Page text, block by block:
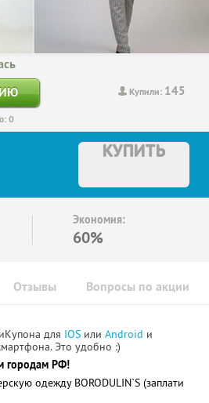
Купили: 145
0
КУПИТЬ
Экономия:
60%
Отзывы Вопросы по акции
для IOS или Android и
Это удобно :)
городам РФ!
одежду BORODULIN`S (заплати